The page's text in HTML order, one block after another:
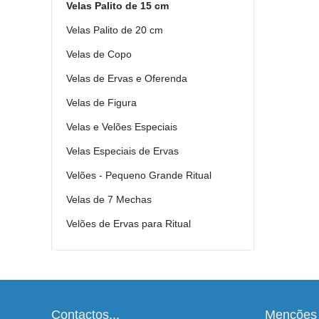
Velas Palito de 15 cm
Velas Palito de 20 cm
Velas de Copo
Velas de Ervas e Oferenda
Velas de Figura
Velas e Velões Especiais
Velas Especiais de Ervas
Velões - Pequeno Grande Ritual
Velas de 7 Mechas
Velões de Ervas para Ritual
Contactos...